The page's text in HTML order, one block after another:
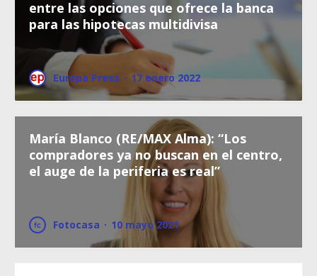
entre las opciones que ofrece la banca
para las hipotecas multidivisa
Europa Press · 17 enero 2022
María Blanco (RE/MAX Alma): “Los
compradores ya no buscan en el centro,
el auge de la periferia es real”
Fotocasa · 10 mayo 2021